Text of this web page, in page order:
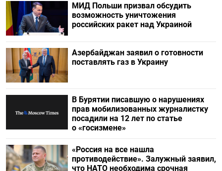
МИД Польши призвал обсудить
возможность уничтожения
российских ракет над Украиной
Азербайджан заявил о готовности
поставлять газ в Украину
В Бурятии писавшую о нарушениях
прав мобилизованных журналистку
посадили на 12 лет по статье
о «госизмене»
«Россия на все нашла
противодействие». Залужный заявил,
что НАТО необходима срочная